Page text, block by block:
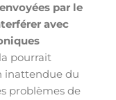
par le
avec
pourrait
inattendue du
problèmes de